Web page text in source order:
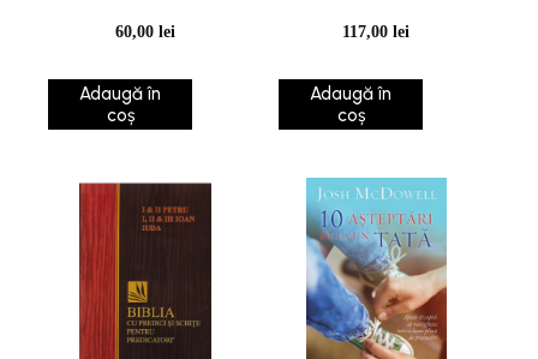
60,00lei
Adaugă în
coș
117,00lei
Adaugă în
coș